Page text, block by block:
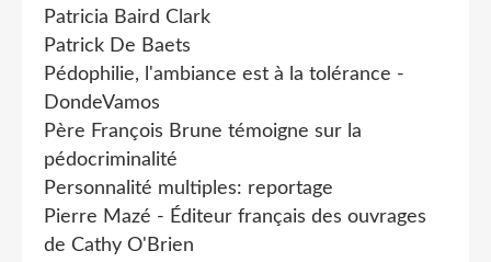
Patricia Baird Clark
Patrick De Baets
Pédophilie, l'ambiance est à la tolérance -
DondeVamos
Père François Brune témoigne sur la
pédocriminalité
Personnalité multiples: reportage
Pierre Mazé - Éditeur français des ouvrages
de Cathy O'Brien